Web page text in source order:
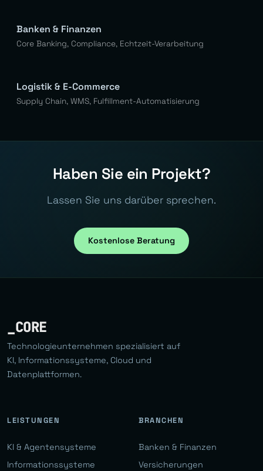
Banken & Finanzen
Core Banking, Compliance, Echtzeit-Verarbeitung
Logistik & E-Commerce
Supply Chain, WMS, Fulfillment-Automatisierung
Haben Sie ein Projekt?
Lassen Sie uns darüber sprechen.
Kostenlose Beratung
_CORE
Technologieunternehmen spezialisiert auf
KI, Informationssysteme, Cloud und
Datenplattformen.
LEISTUNGEN
KI & Agentensysteme
Informationssysteme
BRANCHEN
Banken & Finanzen
Versicherungen